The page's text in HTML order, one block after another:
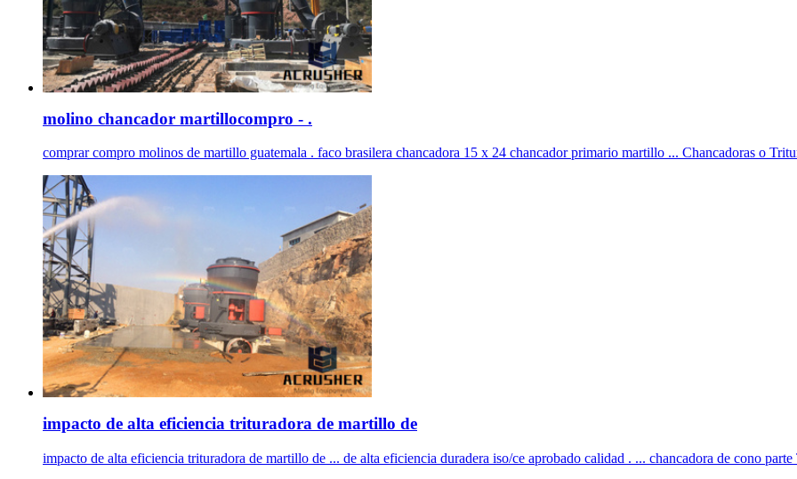
molino chancador martillocompro - .
comprar compro molinos de martillo guatemala . faco brasilera chancadora 15 x 24 chancador primario martillo ... Chancadoras o
impacto de alta eficiencia trituradora de martillo de
impacto de alta eficiencia trituradora de martillo de ... de alta eficiencia duradera iso/ce aprobado calidad . ... chancadora de cono